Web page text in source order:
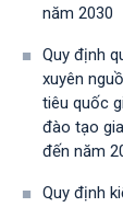
năm 2030
Quy định
xuyên
tiêu quốc
đào tạo
đến năm
Quy định